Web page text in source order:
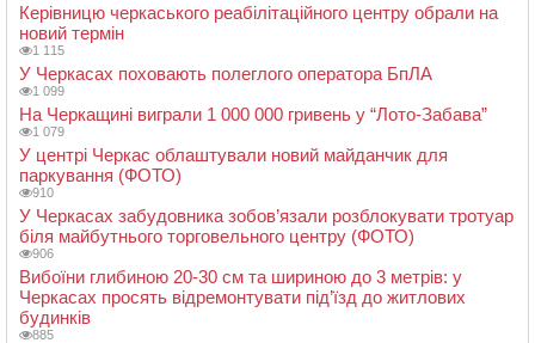
Керівницю черкаського реабілітаційного центру обрали на
новий термін
1 115
У Черкасах поховають полеглого оператора БпЛА
1 099
На Черкащині виграли 1 000 000 гривень у “Лото-Забава”
1 079
У центрі Черкас облаштували новий майданчик для
паркування (ФОТО)
910
У Черкасах забудовника зобов’язали розблокувати тротуар
біля майбутнього торговельного центру (ФОТО)
906
Вибоїни глибиною 20-30 см та шириною до 3 метрів: у
Черкасах просять відремонтувати під’їзд до житлових
будинків
885